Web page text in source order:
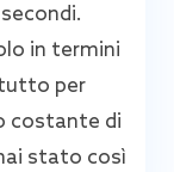
in termini
per
costante di
stato così